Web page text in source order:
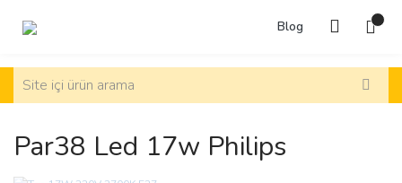
Blog
Par38 Led 17w Philips